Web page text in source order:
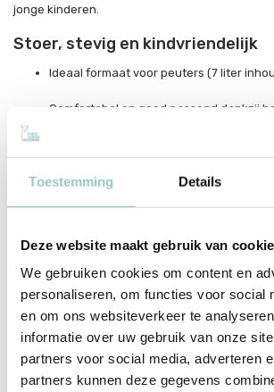
Toestemming Details
Deze website maakt gebruik van
We gebruiken cookies om content en
personaliseren, om functies voor social
en om ons websiteverkeer te
informatie over uw gebruik van onze
partners voor social media, adverteren
partners kunnen deze gegevens
jonge kinderen.
Stoer, stevig en kindvriendelijk
Ideaal formaat voor peuters (7 liter
Comfortabel en goed passend dankzij
Populaire dino-print die kinderen
EAN 8719715000862
A Little Lovely
Collectie Dinosaurs